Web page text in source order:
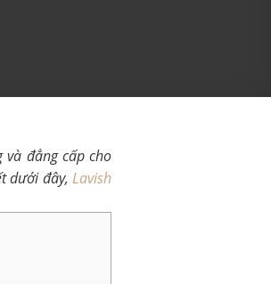
đẳng cấp cho
dưới đây,Lavish